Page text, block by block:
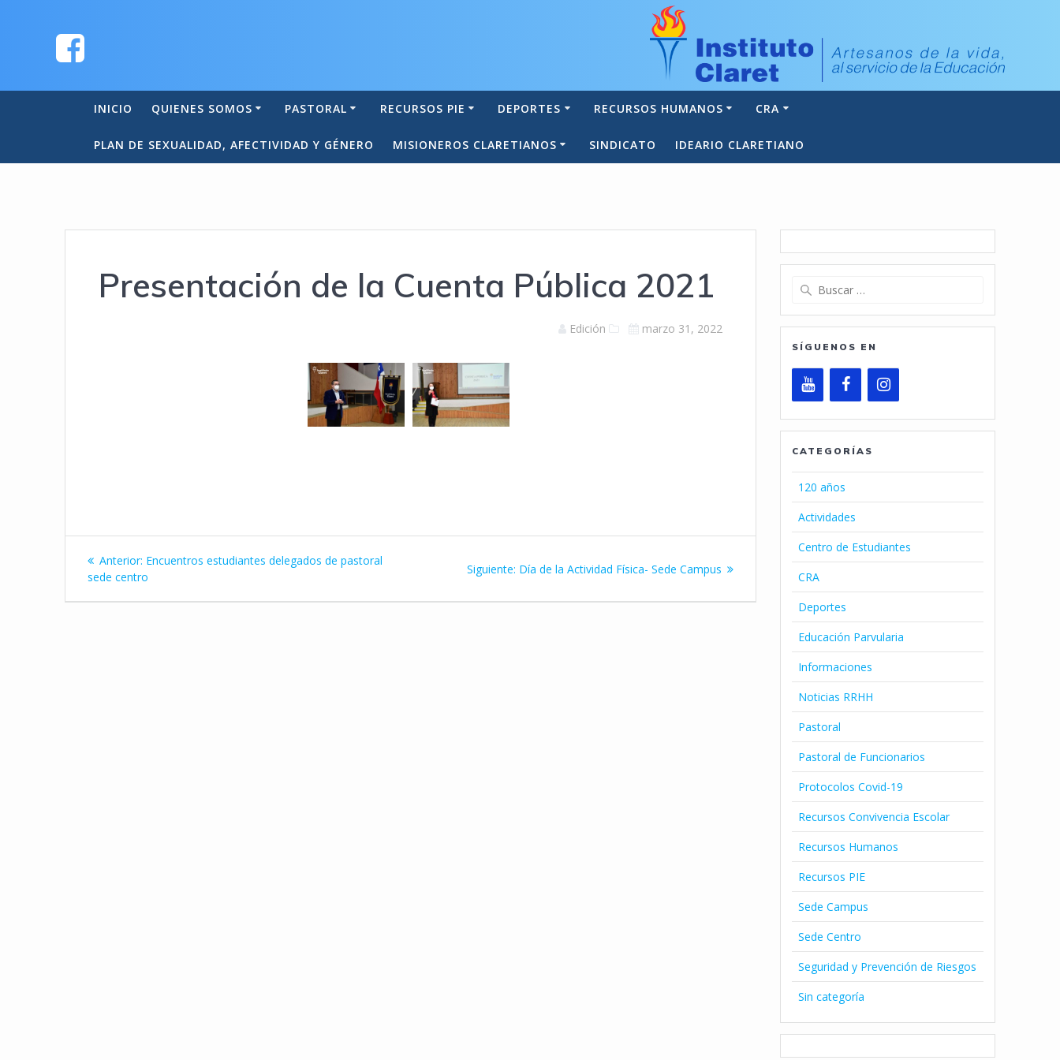
INICIO QUIENES SOMOS PASTORAL RECURSOS PIE DEPORTES RECURSOS HUMANOS CRA
PLAN DE SEXUALIDAD, AFECTIVIDAD Y GÉNERO MISIONEROS CLARETIANOS SINDICATO IDEARIO CLARETIANO
Presentación de la Cuenta Pública 2021
Edición marzo 31, 2022
Navegación
de
Anterior: Entrada
anterior:
Encuentros estudiantes delegados de pastoral
sede centro
Siguiente: Siguiente
Día de la Actividad Física- Sede Campus
Buscar:
SÍGUENOS EN
CATEGORÍAS
120 años
Actividades
Centro de Estudiantes
CRA
Deportes
Educación Parvularia
Informaciones
Noticias RRHH
Pastoral
Pastoral de Funcionarios
Protocolos Covid-19
Recursos Convivencia Escolar
Recursos Humanos
Recursos PIE
Sede Campus
Sede Centro
Seguridad y Prevención de Riesgos
Sin categoría